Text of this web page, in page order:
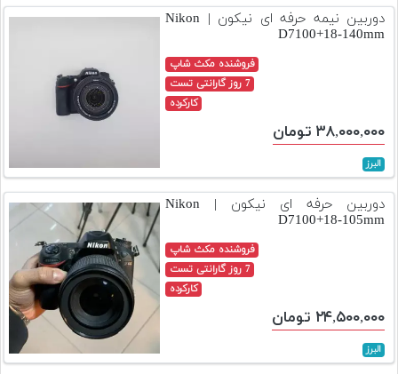
دوم
دوربین
و
تجهیزات
مکث
دوم
لیست
دوربین نیمه حرفه ای نیکون | Nikon
D7100+18-140mm
فروشنده مکث شاپ
7 روز گارانتی تست
کارکرده
۳۸,۰۰۰,۰۰۰ تومان
البرز
دوربین حرفه ای نیکون | Nikon
D7100+18-105mm
فروشنده مکث شاپ
7 روز گارانتی تست
کارکرده
۲۴,۵۰۰,۰۰۰ تومان
البرز